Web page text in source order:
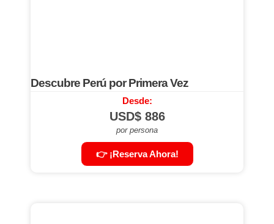
Descubre Perú por Primera Vez
Desde:
USD$886
por persona
👉 ¡Reserva Ahora!